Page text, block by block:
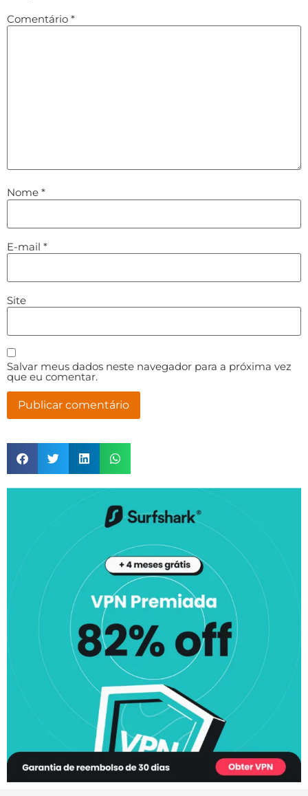
Comentário *
Nome *
E-mail *
Site
Salvar meus dados neste navegador para a próxima vez
que eu comentar.